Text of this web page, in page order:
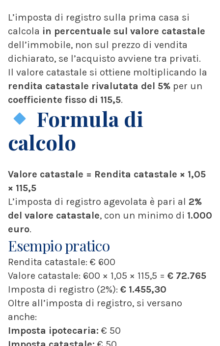
L’imposta di registro sulla prima casa si
calcola in percentuale sul valore catastale
dell’immobile, non sul prezzo di vendita
dichiarato, se l’acquisto avviene tra privati.
Il valore catastale si ottiene moltiplicando la
rendita catastale rivalutata del 5% per un
coefficiente fisso di 115,5.
Formula di
calcolo
Valore catastale = Rendita catastale × 1,05
× 115,5
L’imposta di registro agevolata è pari al 2%
del valore catastale, con un minimo di 1.000
euro.
Esempio pratico
Rendita catastale: € 600
Valore catastale: 600 × 1,05 × 115,5 = € 72.765
Imposta di registro (2%): € 1.455,30
Oltre all’imposta di registro, si versano
anche:
Imposta ipotecaria: € 50